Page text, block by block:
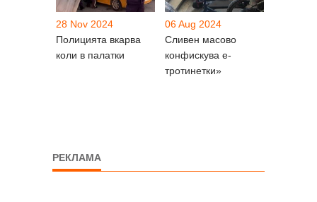
28 Nov 2024
Полицията вкарва
коли в палатки
06 Aug 2024
Сливен масово
конфискува е-
тротинетки»
РЕКЛАМА